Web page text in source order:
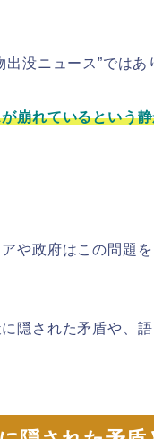
出没ニュース”ではあ
崩れているという
や政府はこの問題
隠された矛盾や、語